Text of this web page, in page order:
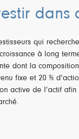
dans
qui
à long
dont la
fixe et 20 %
active de l’actif